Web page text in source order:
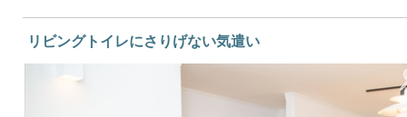
リビングトイレにさりげない気遣い